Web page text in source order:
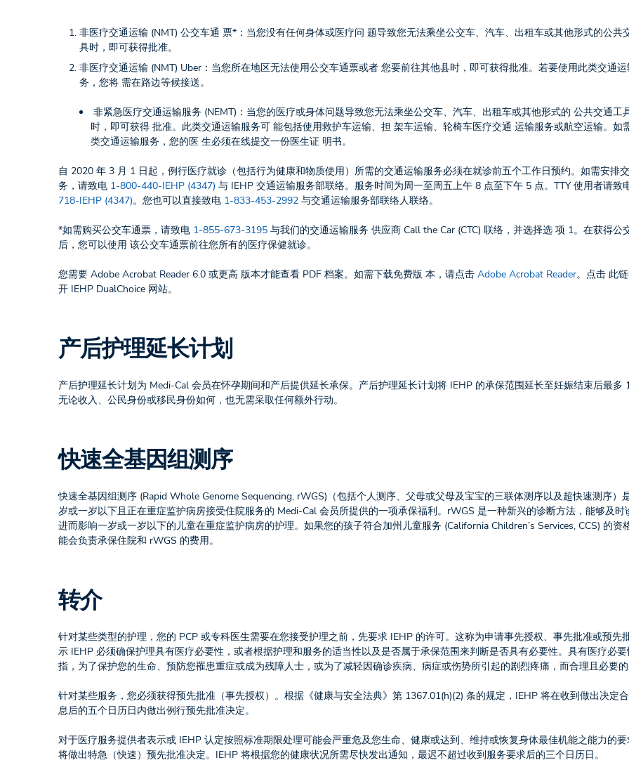
非医疗交通运输 (NMT) 公交车通 票*：当您没有任何身体或医疗问 题导致您无法乘坐公交车、汽车、出租车或其他形式的公共
具时，即可获得批准。
非医疗交通运输 (NMT) Uber：当您所在地区无法使用公交车通票或者 您要前往其他县时，即可获得批准。若要使用此类交通
务，您将 需在路边等候接送。
非紧急医疗交通运输服务 (NEMT)：当您的医疗或身体问题导致您无法乘坐公交车、汽车、出租车或其他形式的 公共交通工
时，即可获得 批准。此类交通运输服务可 能包括使用救护车运输、担 架车运输、轮椅车医疗交通 运输服务或航空运输。如
类交通运输服务，您的医 生必须在线提交一份医生证 明书。
自 2020 年 3 月 1 日起，例行医疗就诊（包括行为健康和物质使用）所需的交通运输服务必须在就诊前五个工作日预约。如需安排
务，请致电 1-800-440-IEHP (4347) 与 IEHP 交通运输服务部联络。服务时间为周一至周五上午 8 点至下午 5 点。TTY 使用者请致
718-IEHP (4347)。您也可以直接致电 1-833-453-2992 与交通运输服务部联络人联络。
*如需购买公交车通票，请致电 1-855-673-3195 与我们的交通运输服务 供应商 Call the Car (CTC) 联络，并选择选 项 1。在获得公
后，您可以使用 该公交车通票前往您所有的医疗保健就诊。
您需要 Adobe Acrobat Reader 6.0 或更高 版本才能查看 PDF 档案。如需下载免费版 本，请点击 Adobe Acrobat Reader。点击 此
开 IEHP DualChoice 网站。
产后护理延长计划
产后护理延长计划为 Medi-Cal 会员在怀孕期间和产后提供延长承保。产后护理延长计划将 IEHP 的承保范围延长至妊娠结束后最多
无论收入、公民身份或移民身份如何，也无需采取任何额外行动。
快速全基因组测序
快速全基因组测序 (Rapid Whole Genome Sequencing, rWGS)（包括个人测序、父母或父母及宝宝的三联体测序以及超快速测序）
岁或一岁以下且正在重症监护病房接受住院服务的 Medi-Cal 会员所提供的一项承保福利。rWGS 是一种新兴的诊断方法，能够及时
进而影响一岁或一岁以下的儿童在重症监护病房的护理。如果您的孩子符合加州儿童服务 (California Children’s Services, CCS) 的资
能会负责承保住院和 rWGS 的费用。
转介
针对某些类型的护理，您的 PCP 或专科医生需要在您接受护理之前，先要求 IEHP 的许可。这称为申请事先授权、事先批准或预先
示 IEHP 必须确保护理具有医疗必要性，或者根据护理和服务的适当性以及是否属于承保范围来判断是否具有必要性。具有医疗必
指，为了保护您的生命、预防您罹患重症或成为残障人士，或为了减轻因确诊疾病、病症或伤势所引起的剧烈疼痛，而合理且必要的
针对某些服务，您必须获得预先批准（事先授权）。根据《健康与安全法典》第 1367.01(h)(2) 条的规定，IEHP 将在收到做出决定
息后的五个日历日内做出例行预先批准决定。
对于医疗服务提供者表示或 IEHP 认定按照标准期限处理可能会严重危及您生命、健康或达到、维持或恢复身体最佳机能之能力的
将做出特急（快速）预先批准决定。IEHP 将根据您的健康状况所需尽快发出通知，最迟不超过收到服务要求后的三个日历日。